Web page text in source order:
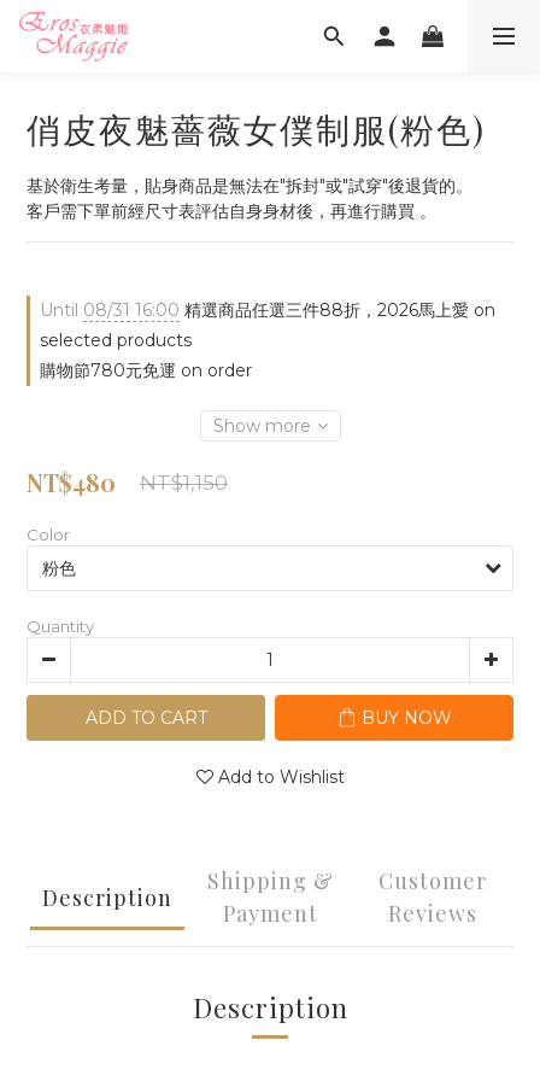
俏皮夜魅薔薇女僕制服(粉色)
基於衛生考量，貼身商品是無法在"拆封"或"試穿"後退貨的。
客戶需下單前經尺寸表評估自身身材後，再進行購買 。
Until 08/31 16:00 精選商品任選三件88折，2026馬上愛 on
selected products
購物節780元免運 on order
Show more
NT$480 NT$1,150
Color
Quantity
ADD TO CART BUY NOW
Add to Wishlist
Description
Shipping &
Payment
Customer
Reviews
Description